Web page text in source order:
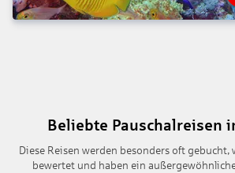
Beliebte Pauschalreisen
Diese Reisen werden besonders oft gebucht,
bewertet und haben ein